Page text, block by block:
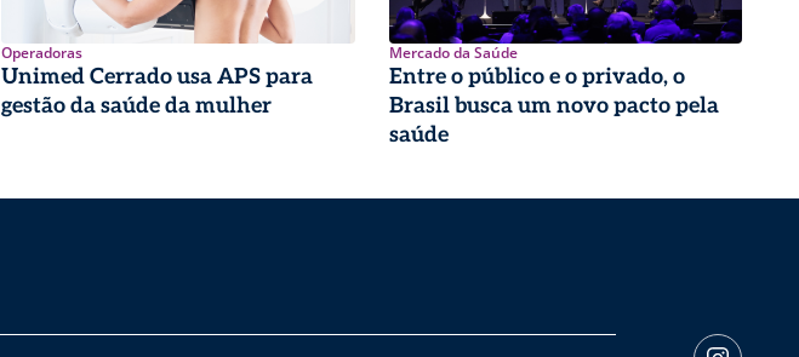
Operadoras
Unimed Cerrado usa APS para
gestão da saúde da mulher
Mercado da Saúde
Entre o público e o privado, o
Brasil busca um novo pacto pela
saúde